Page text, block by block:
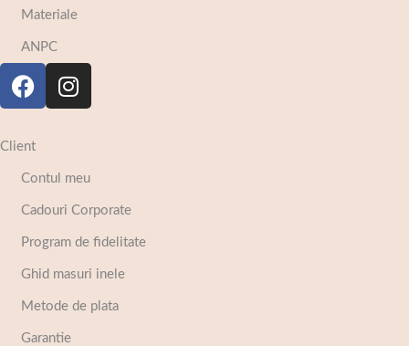
Materiale
ANPC
Client
Contul meu
Cadouri Corporate
Program de fidelitate
Ghid masuri inele
Metode de plata
Garantie